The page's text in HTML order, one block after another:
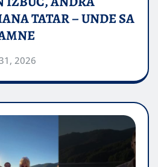
TATAR – UNDE SA
2026